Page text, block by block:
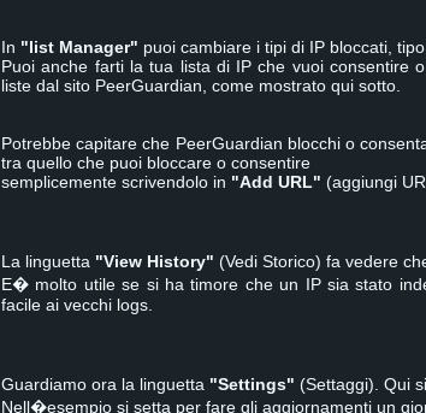
In "list Manager" puoi cambiare i tipi di IP bloccati,
Puoi anche farti la tua lista di IP che vuoi consentire
liste dal sito PeerGuardian, come mostrato qui sotto.
Potrebbe capitare che PeerGuardian blocchi o
tra quello che puoi bloccare o consentire
semplicemente scrivendolo in "Add URL" (aggiungi
La linguetta "View History" (Vedi Storico) fa vedere
E� molto utile se si ha timore che un IP sia stato
facile ai vecchi logs.
Guardiamo ora la linguetta "Settings" (Settaggi). Qui
Nell�esempio si setta per fare gli aggiornamenti un